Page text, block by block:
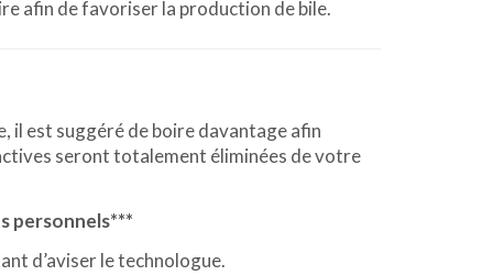
afin de favoriser la production de bile.
il est suggéré de boire davantage afin
seront totalement éliminées de votre
personnels***
d’aviser le technologue.